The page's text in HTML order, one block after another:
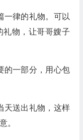
一律的礼物。可以
礼物，让哥哥嫂子
的一部分，用心包
天送出礼物，这样
。